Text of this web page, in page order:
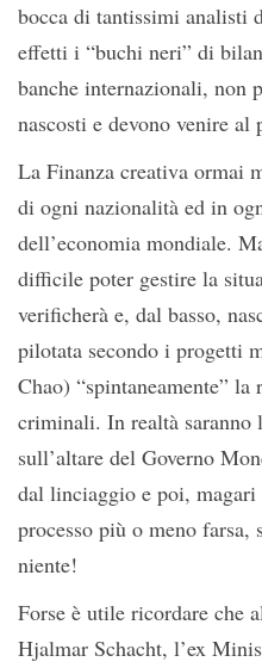
bocca di tantissimi analisti
effetti i “buchi neri” di
banche internazionali, non
nascosti e devono venire al
La Finanza creativa ormai
di ogni nazionalità ed in
dell’economia mondiale.
difficile poter gestire la
verificherà e, dal basso,
pilotata secondo i progetti
Chao) “spintaneamente”
criminali. In realtà
sull’altare del Governo
dal linciaggio e poi, magari
processo più o meno farsa,
niente!
Forse è utile ricordare che
Hjalmar Schacht, l’ex